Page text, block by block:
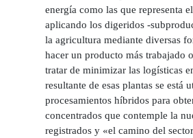
energía como las que representa
aplicando los digeridos -
la agricultura mediante diversas
hacer un producto más trabajado
tratar de minimizar las logísticas
resultante de esas plantas se
procesamientos híbridos para
concentrados que contemple la
registrados y «el camino del